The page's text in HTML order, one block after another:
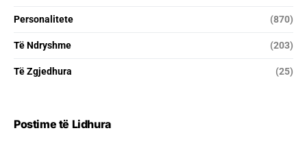
Personalitete (870)
Të Ndryshme (203)
Të Zgjedhura (25)
Postime të Lidhura